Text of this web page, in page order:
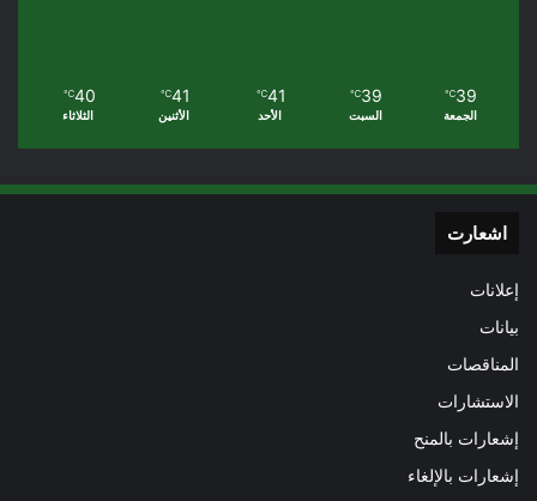
39
℃
الجمعة
39
℃
السبت
41
℃
الأحد
41
℃
الأثنين
40
℃
الثلاثاء
اشعارت
إعلانات
بيانات
المناقصات
الاستشارات
إشعارات بالمنح
إشعارات بالإلغاء